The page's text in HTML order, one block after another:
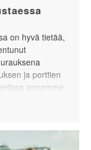
on hyvä tietää,
ja porttien
annamme